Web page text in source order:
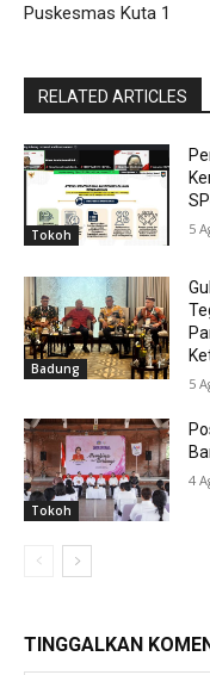
Puskesmas Kuta 1
RELATED ARTICLES
Tokoh 5
Badung
5
Tokoh
4
TINGGALKAN